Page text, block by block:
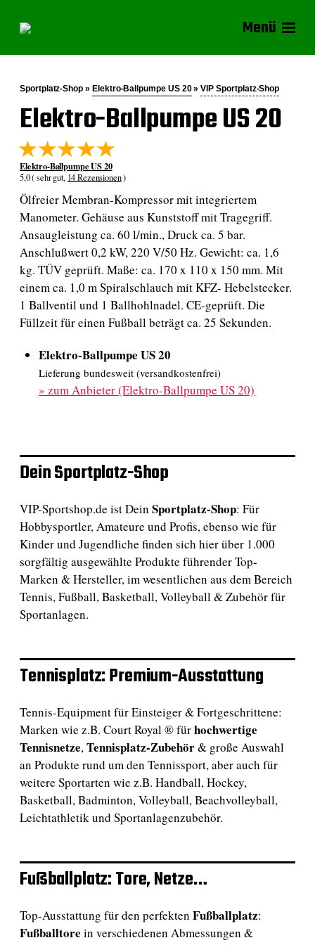
Menü
Sportplatz-Shop » Elektro-Ballpumpe US 20»VIP Sportplatz-Shop
Elektro-Ballpumpe US 20
Elektro-Ballpumpe US 20
5,0 ( sehr gut, 14 Rezensionen)
Ölfreier Membran-Kompressor mit integriertem
Manometer. Gehäuse aus Kunststoff mit Tragegriff.
Ansaugleistung ca. 60 l/min., Druck ca. 5 bar.
Anschlußwert 0,2 kW, 220 V/50 Hz. Gewicht: ca. 1,6
kg. TÜV geprüft. Maße: ca. 170 x 110 x 150 mm. Mit
einem ca. 1,0 m Spiralschlauch mit KFZ- Hebelstecker.
1 Ballventil und 1 Ballhohlnadel. CE-geprüft. Die
Füllzeit für einen Fußball beträgt ca. 25 Sekunden.
Elektro-Ballpumpe US 20
Lieferung bundesweit (versandkostenfrei)
»zum Anbieter (Elektro-Ballpumpe US 20)
Dein Sportplatz-Shop
VIP-Sportshop.de ist Dein Sportplatz-Shop: Für
Hobbysportler, Amateure und Profis, ebenso wie für
Kinder und Jugendliche finden sich hier über 1.000
sorgfältig ausgewählte Produkte führender Top-
Marken & Hersteller, im wesentlichen aus dem Bereich
Tennis, Fußball, Basketball, Volleyball & Zubehör für
Sportanlagen.
Tennisplatz: Premium-Ausstattung
Tennis-Equipment für Einsteiger & Fortgeschrittene:
Marken wie z.B. Court Royal ® fürhochwertige
Tennisnetze,Tennisplatz-Zubehör& große Auswahl
an Produkte rund um den Tennissport, aber auch für
weitere Sportarten wie z.B. Handball, Hockey,
Basketball, Badminton, Volleyball, Beachvolleyball,
Leichtathletik und Sportanlagenzubehör.
Fußballplatz: Tore, Netze…
Top-Ausstattung für den perfekten Fußballplatz:
Fußballtore in verschiedenen Abmessungen &